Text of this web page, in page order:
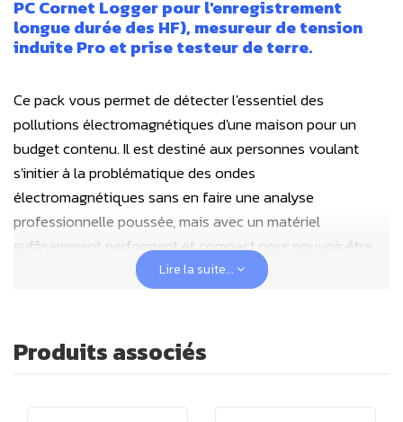
PC Cornet Logger pour l'enregistrement
longue durée des HF), mesureur de tension
induite Pro et prise testeur de terre.
Ce pack vous permet de détecter l'essentiel des
pollutions électromagnétiques d'une maison pour un
budget contenu. Il est destiné aux personnes voulant
s'initier à la problématique des ondes
électromagnétiques sans en faire une analyse
professionnelle poussée, mais avec un matériel
suffisamment performant et compact pour pouvoir être
facilement emmené avec soi, idéal notamment lors de
l'achat d'un bien immobilier pour éviter de se tromper… Ou
lorsqu'elle est en zone de sur-exposition (alerte sonore
programmable à différents niveaux d'intensité pour les
Lire la suite...
Produits associés